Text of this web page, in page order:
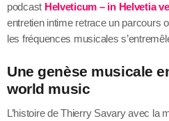
podcast Helveticum – in Helvetia
entretien intime retrace un parcours
les fréquences musicales
Une genèse musicale
world music
L’histoire de Thierry Savary avec la